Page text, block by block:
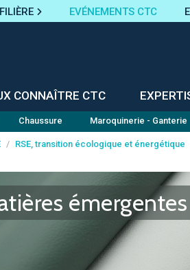
EVÉNEMENTS CTC
CONNAÎTRE CTC
Chaussure Maroquinerie - Ganterie
/ RSE, transition écologique et énergétique
émergentes